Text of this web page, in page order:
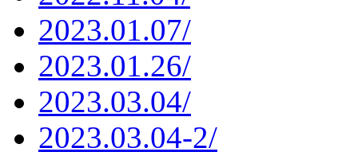
2023.01.07/
2023.01.26/
2023.03.04/
2023.03.04-2/